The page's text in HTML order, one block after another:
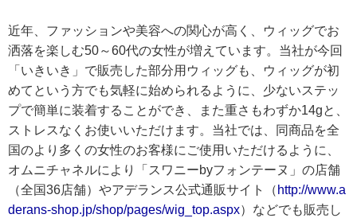
近年、ファッションや美容への関心が高く、ウィッグでお
洒落を楽しむ50～60代の女性が増えています。当社が今回
「いきいき」で販売した部分用ウィッグも、ウィッグが初
めてという方でも気軽に始められるように、少ないステッ
プで簡単に装着することができ、また重さもわずか14gと、
ストレスなくお使いいただけます。当社では、同商品を全
国のより多くの女性のお客様にご使用いただけるように、
オムニチャネルにより「スワニーbyフォンテーヌ」の店舗
（全国36店舗）やアデランス公式通販サイト（ http://www.a
derans-shop.jp/shop/pages/wig_top.aspx）などでも販売し